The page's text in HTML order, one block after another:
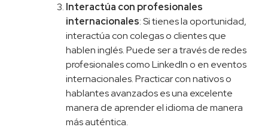
Interactúa con profesionales
internacionales: Si tienes la oportunidad,
interactúa con colegas o clientes que
hablen inglés. Puede ser a través de redes
profesionales como LinkedIn o en eventos
internacionales. Practicar con nativos o
hablantes avanzados es una excelente
manera de aprender el idioma de manera
más auténtica.